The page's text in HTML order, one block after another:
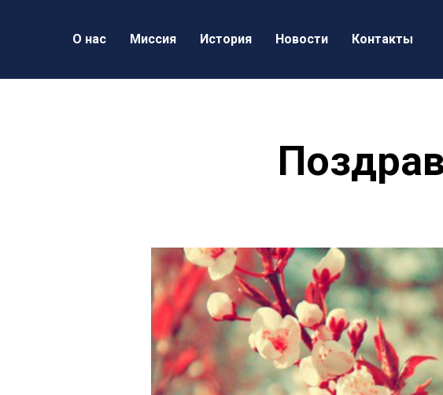
О нас Миссия История Новости Контакты